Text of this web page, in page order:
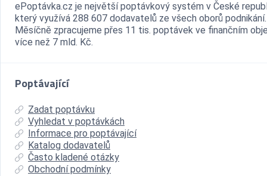
ePoptávka.cz je největší poptávkový systém v České
který využívá 288 607 dodavatelů ze všech oborů podnikání.
Měsíčně zpracujeme přes 11 tis. poptávek ve finančním
více než 7 mld. Kč.
Poptávající
Zadat poptávku
Vyhledat v poptávkách
Informace pro poptávající
Katalog dodavatelů
Často kladené otázky
Obchodní podmínky